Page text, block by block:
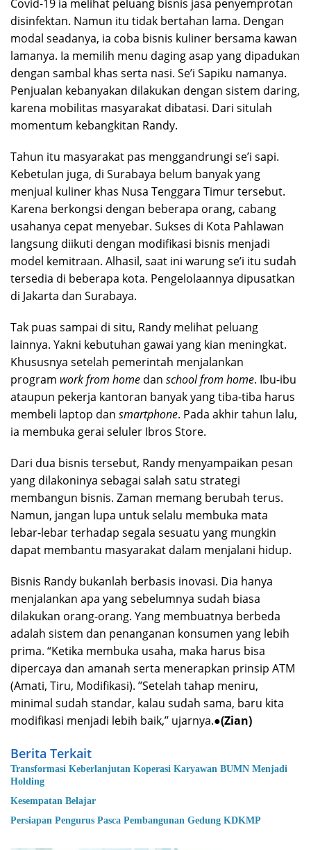
Covid-19 ia melihat peluang bisnis jasa penyemprotan
disinfektan. Namun itu tidak bertahan lama. Dengan
modal seadanya, ia coba bisnis kuliner bersama kawan
lamanya. Ia memilih menu daging asap yang dipadukan
dengan sambal khas serta nasi. Se’i Sapiku namanya.
Penjualan kebanyakan dilakukan dengan sistem daring,
karena mobilitas masyarakat dibatasi. Dari situlah
momentum kebangkitan Randy.
Tahun itu masyarakat pas menggandrungi se’i sapi.
Kebetulan juga, di Surabaya belum banyak yang
menjual kuliner khas Nusa Tenggara Timur tersebut.
Karena berkongsi dengan beberapa orang, cabang
usahanya cepat menyebar. Sukses di Kota Pahlawan
langsung diikuti dengan modifikasi bisnis menjadi
model kemitraan. Alhasil, saat ini warung se’i itu sudah
tersedia di beberapa kota. Pengelolaannya dipusatkan
di Jakarta dan Surabaya.
Tak puas sampai di situ, Randy melihat peluang
lainnya. Yakni kebutuhan gawai yang kian meningkat.
Khususnya setelah pemerintah menjalankan
program work from home dan school from home. Ibu-ibu
ataupun pekerja kantoran banyak yang tiba-tiba harus
membeli laptop dan smartphone. Pada akhir tahun lalu,
ia membuka gerai seluler Ibros Store.
Dari dua bisnis tersebut, Randy menyampaikan pesan
yang dilakoninya sebagai salah satu strategi
membangun bisnis. Zaman memang berubah terus.
Namun, jangan lupa untuk selalu membuka mata
lebar-lebar terhadap segala sesuatu yang mungkin
dapat membantu masyarakat dalam menjalani hidup.
Bisnis Randy bukanlah berbasis inovasi. Dia hanya
menjalankan apa yang sebelumnya sudah biasa
dilakukan orang-orang. Yang membuatnya berbeda
adalah sistem dan penanganan konsumen yang lebih
prima. “Ketika membuka usaha, maka harus bisa
dipercaya dan amanah serta menerapkan prinsip ATM
(Amati, Tiru, Modifikasi). ’’Setelah tahap meniru,
minimal sudah standar, kalau sudah sama, baru kita
modifikasi menjadi lebih baik,’’ ujarnya.●(Zian)
Berita Terkait
Transformasi Keberlanjutan Koperasi Karyawan BUMN Menjadi
Holding
Kesempatan Belajar
Persiapan Pengurus Pasca Pembangunan Gedung KDKMP